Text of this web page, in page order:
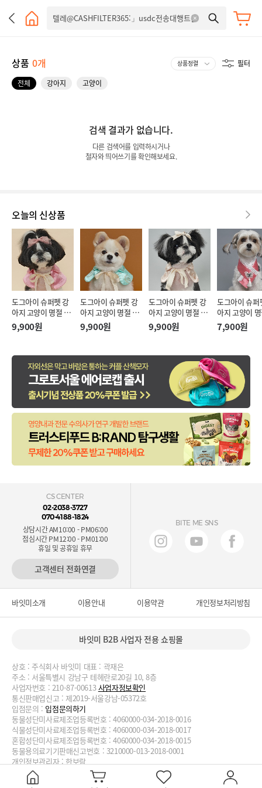
상품 0개
필터
전체
강아지 고양이
검색 결과가 없습니다.
다른 검색어를 입력하시거나
철자와 띄어쓰기를 확인해보세요.
오늘의 신상품
도그아이 슈퍼펫 강
아지 고양이 명절 리
본끈 한복 케이프 핑
크 (M)
9,900원
도그아이 슈퍼펫 강
아지 고양이 명절 리
본끈 한복 케이프 민
트 (M)
9,900원
도그아이 슈퍼펫 강
아지 고양이 명절 리
본끈 한복 케이프 아
이보리 (M)
9,900원
도그아이 슈퍼
아지 고양이
리개 한복 케
랄핑크 (S-XL)
7,900원
CS CENTER
02-2038-3727
070-4188-1824
상담시간 AM10:00 - PM06:00
점심시간 PM12:00 - PM01:00
휴일 및 공휴일 휴무
고객센터 전화연결
BITE ME SNS
바잇미소개 이용안내 이용약관 개인정보처리방침
바잇미 B2B 사업자 전용 쇼핑몰
상호 : 주식회사 바잇미 대표 : 곽재은
주소 : 서울특별시 강남구 테헤란로20길 10, 8층
사업자번호 : 210-87-00613사업자정보확인
통신판매업신고 : 제2019-서울강남-05372호
입점문의 : 입점문의하기
동물성단미사료제조업등록번호 : 4060000-034-2018-0016
식물성단미사료제조업등록번호 : 4060000-034-2018-0017
혼합성단미사료제조업등록번호 : 4060000-034-2018-0015
동물용의료기기판매신고번호 : 3210000-013-2018-0001
개인정보관리자 : 한보람
대표번호 : 02-2038-3727, 070-4188-1824 이메일 :biteme@biteme.co.kr
copyrightⓒ2020 biteme.co.kr. All Rights Reserved.